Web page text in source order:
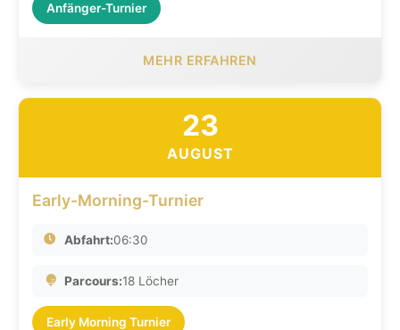
Anfänger-Turnier
MEHR ERFAHREN
23
AUGUST
Early-Morning-Turnier
Abfahrt:06:30
Parcours:18 Löcher
Early Morning Turnier